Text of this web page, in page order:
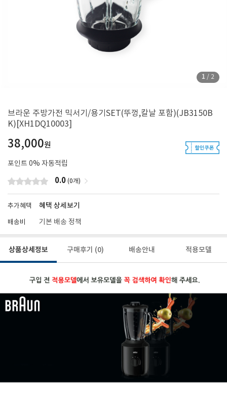
1 / 2
브라운 주방가전 믹서기/용기SET(뚜껑,칼날 포함)(JB3150B
K)[XH1DQ10003]
38,000원
포인트 0% 자동적립
0.0 (0개)
추가혜택 혜택 상세보기
배송비 기본 배송 정책
상품상세정보 구매후기 (0) 배송안내 적용모델